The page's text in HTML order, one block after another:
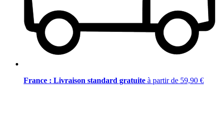
France : Livraison standard gratuite à partir de 59,90 €